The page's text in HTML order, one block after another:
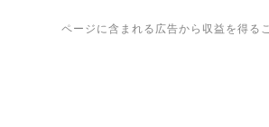
ページに含まれる広告から収益を得る